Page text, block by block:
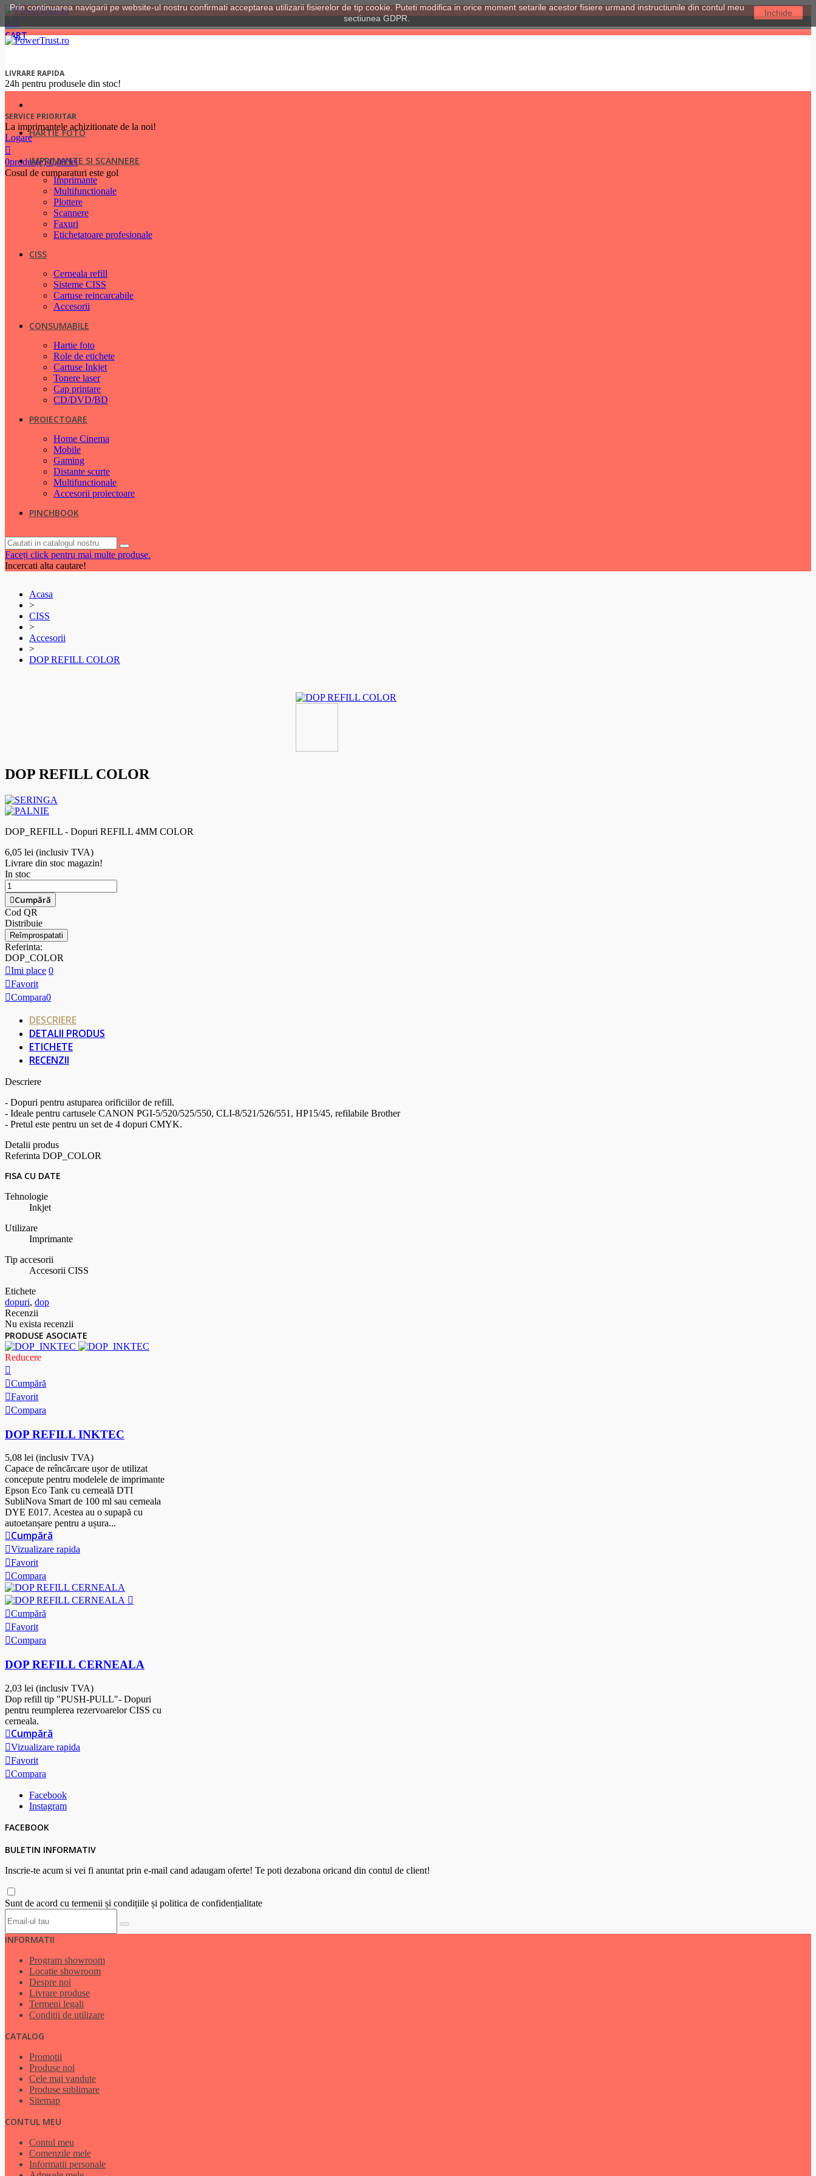
Prin continuarea navigarii pe website-ul nostru confirmati acceptarea utilizarii fisierelor de tip cookie. Puteti modifica in orice moment setarile acestor fisiere urmand instructiunile din contul meu
sectiunea GDPR.
Inchide
0
CART
LIVRARE RAPIDA
24h pentru produsele din stoc!
SERVICE PRIORITAR
La imprimantele achizitionate de la noi!
Logare
0produs(e)-0,00 lei
Cosul de cumparaturi este gol
HARTIE FOTO
IMPRIMANTE SI SCANNERE
Imprimante
Multifunctionale
Plottere
Scannere
Faxuri
Etichetatoare profesionale
CISS
Cerneala refill
Sisteme CISS
Cartuse reincarcabile
Accesorii
CONSUMABILE
Hartie foto
Role de etichete
Cartuse Inkjet
Tonere laser
Cap printare
CD/DVD/BD
PROIECTOARE
Home Cinema
Mobile
Gaming
Distante scurte
Multifunctionale
Accesorii proiectoare
PINCHBOOK
Faceți click pentru mai multe produse.
Incercati alta cautare!
Acasa
>
CISS
>
Accesorii
>
DOP REFILL COLOR
DOP REFILL COLOR
DOP_REFILL - Dopuri REFILL 4MM COLOR
6,05 lei (inclusiv TVA)
Livrare din stoc magazin!
In stoc
Cumpără
Cod QR
Distribuie
Referinta:
DOP_COLOR
Imi place 0
Favorit
Compara0
DESCRIERE
DETALII PRODUS
ETICHETE
RECENZII
Descriere
- Dopuri pentru astuparea orificiilor de refill.
- Ideale pentru cartusele CANON PGI-5/520/525/550, CLI-8/521/526/551, HP15/45, refilabile Brother
- Pretul este pentru un set de 4 dopuri CMYK.
Detalii produs
Referinta DOP_COLOR
FISA CU DATE
Tehnologie
Inkjet
Utilizare
Imprimante
Tip accesorii
Accesorii CISS
Etichete
dopuri, dop
Recenzii
Nu exista recenzii
PRODUSE ASOCIATE
Reducere
Cumpără
Favorit
Compara
DOP REFILL INKTEC
5,08 lei (inclusiv TVA)
Capace de reîncărcare ușor de utilizat
concepute pentru modelele de imprimante
Epson Eco Tank cu cerneală DTI
SubliNova Smart de 100 ml sau cerneala
DYE E017. Acestea au o supapă cu
autoetanșare pentru a ușura...
Cumpără
Vizualizare rapida
Favorit
Compara
Cumpără
Favorit
Compara
DOP REFILL CERNEALA
2,03 lei (inclusiv TVA)
Dop refill tip "PUSH-PULL"- Dopuri
pentru reumplerea rezervoarelor CISS cu
cerneala.
Cumpără
Vizualizare rapida
Favorit
Compara
Facebook
Instagram
FACEBOOK
BULETIN INFORMATIV
Inscrie-te acum si vei fi anuntat prin e-mail cand adaugam oferte! Te poti dezabona oricand din contul de client!
Sunt de acord cu termenii și condițiile și politica de confidențialitate
INFORMATII
Program showroom
Locatie showroom
Despre noi
Livrare produse
Termeni legali
Conditii de utilizare
CATALOG
Promotii
Produse noi
Cele mai vandute
Produse sublimare
Sitemap
CONTUL MEU
Contul meu
Comenzile mele
Informatii personale